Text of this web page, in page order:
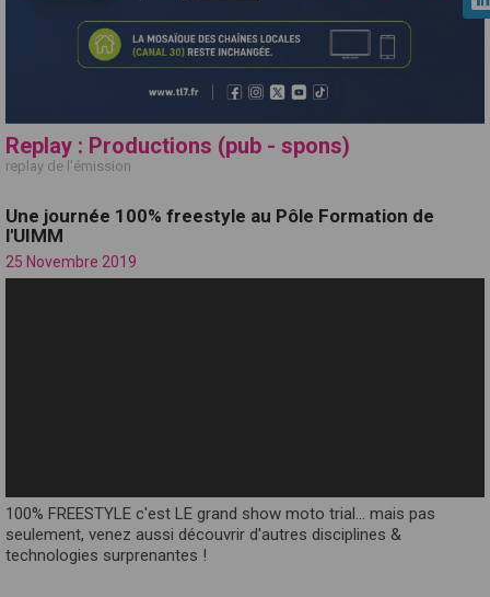
Replay : Productions (pub - spons)
replay de l'émission
Une journée 100% freestyle au Pôle Formation de
l'UIMM
25 Novembre 2019
100% FREESTYLE c'est LE grand show moto trial... mais pas
seulement, venez aussi découvrir d'autres disciplines &
technologies surprenantes !